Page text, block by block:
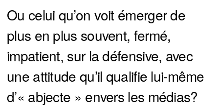
Ou celui qu’on voit émerger de
plus en plus souvent, fermé,
impatient, sur la défensive, avec
une attitude qu’il qualifie lui-même
d’« abjecte » envers les médias?